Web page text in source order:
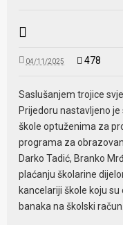
04/11/2025 478
Saslušanjem trojice
Prijedoru nastavljeno
škole optuženima za
programa za
Darko Tadić, Branko
plaćanju školarine
kancelariji škole koju
banaka na školski račun.